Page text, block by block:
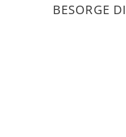
BESORGE